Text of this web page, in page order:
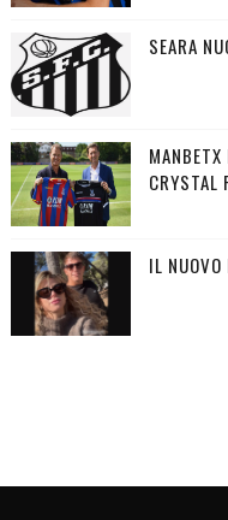
SEARA
CRYSTAL
IL